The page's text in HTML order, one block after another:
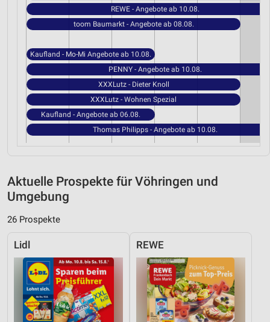
REWE - Angebote ab 10.08.
toom Baumarkt - Angebote ab 08.08.
Kaufland - Mo-Mi Angebote ab 10.08.
PENNY - Angebote ab 10.08.
XXXLutz - Dieter Knoll
XXXLutz - Wohnen Spezial
Kaufland - Angebote ab 06.08.
Thomas Philipps - Angebote ab 10.08.
Aktuelle Prospekte für Vöhringen und
Umgebung
26 Prospekte
Lidl REWE